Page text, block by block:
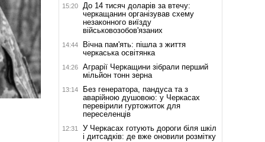
15:20
До 14 тисяч доларів за втечу:
черкащанин організував схему
незаконного виїзду
військовозобов'язаних
14:44
Вічна пам'ять: пішла з життя
черкаська освітянка
14:26
Аграрії Черкащини зібрали перший
мільйон тонн зерна
13:14
Без генератора, пандуса та з
аварійною душовою: у Черкасах
перевірили гуртожиток для
переселенців
12:31
У Черкасах готують дороги біля шкіл
і дитсадків: де вже оновили розмітку